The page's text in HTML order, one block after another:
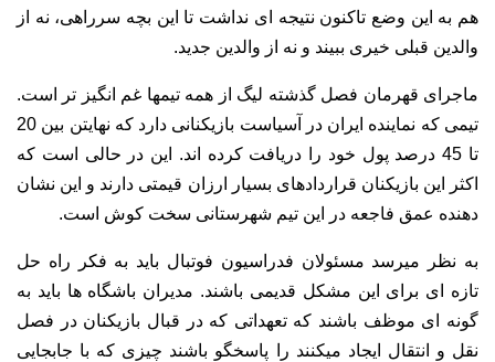
هم به این وضع تاکنون نتیجه ای نداشت تا این بچه سرراهی، نه از
والدین قبلی خیری ببیند و نه از والدین جدید.
ماجرای قهرمان فصل گذشته لیگ از همه تیمها غم انگیز تر است.
تیمی که نماینده ایران در آسیاست بازیکنانی دارد که نهایتن بین 20
تا 45 درصد پول خود را دریافت کرده اند. این در حالی است که
اکثر این بازیکنان قراردادهای بسیار ارزان قیمتی دارند و این نشان
دهنده عمق فاجعه در این تیم شهرستانی سخت کوش است.
به نظر میرسد مسئولان فدراسیون فوتبال باید به فکر راه حل
تازه ای برای این مشکل قدیمی باشند. مدیران باشگاه ها باید به
گونه ای موظف باشند که تعهداتی که در قبال بازیکنان در فصل
نقل و انتقال ایجاد میکنند را پاسخگو باشند چیزی که با جابجایی